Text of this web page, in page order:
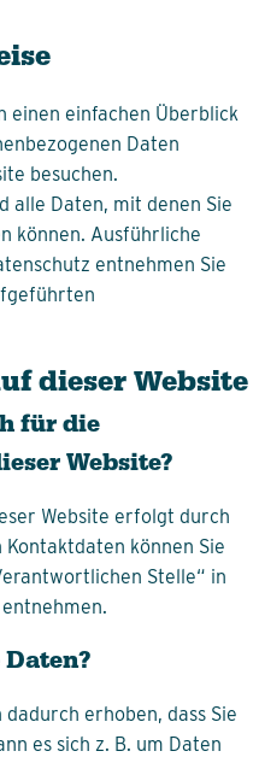
einen einfachen Überblick
Daten
besuchen.
alle Daten, mit denen Sie
können. Ausführliche
entnehmen Sie
dieser Website
für die
Website?
Website erfolgt durch
können Sie
Stelle“ in
erhoben, dass Sie
es sich z. B. um Daten